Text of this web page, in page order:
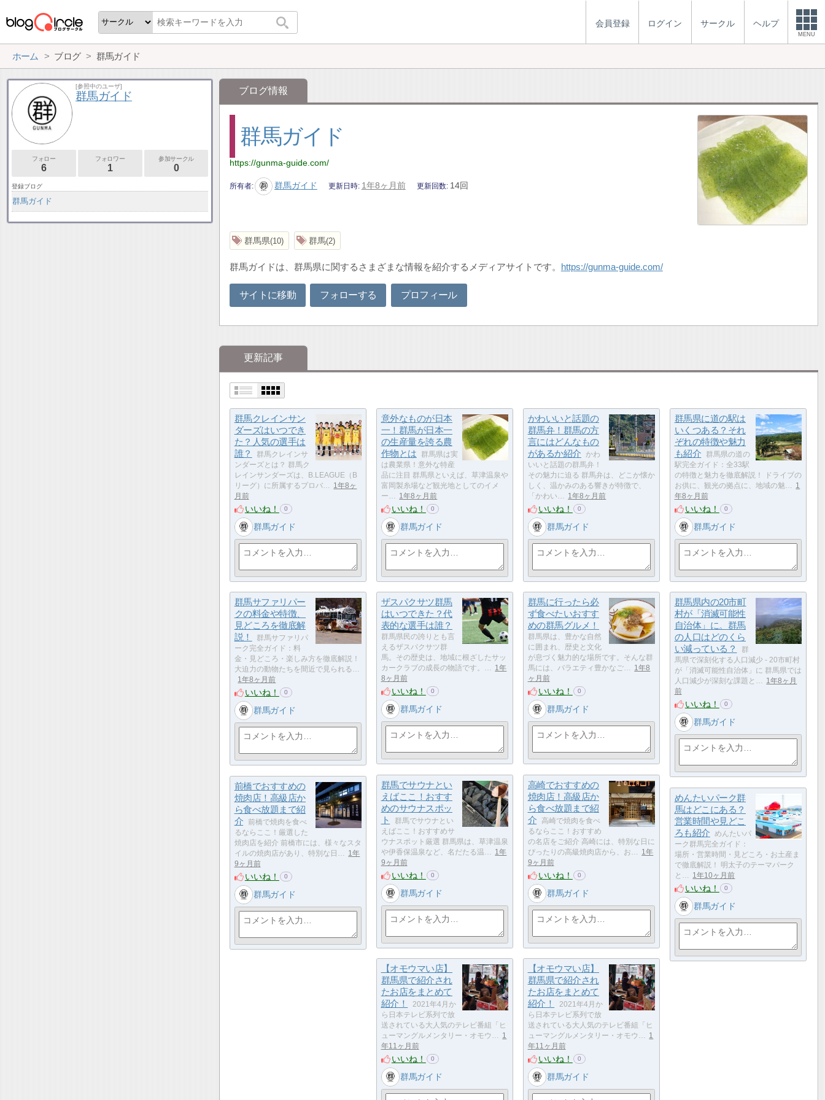
会員登録 ログイン サークル ヘルプ
MENU
ホーム ブログ 群馬ガイド
ブログ情報
群馬ガイド
https://gunma-guide.com/
所有者 群馬ガイド 更新日時 1年8ヶ月前 更新回数 14回
群馬県 10 群馬 2
群馬ガイドは、群馬県に関するさまざまな情報を紹介するメディアサイトです。 https://gunma-guide.com/
サイトに移動 フォローする プロフィール
更新記事
群馬クレインサン
ダーズはいつでき
た？人気の選手は
誰？
群馬クレインサ
ンダーズとは？ 群馬ク
レインサンダーズは、B.LEAGUE（B
リーグ）に所属するプロバ… 1年8ヶ
月前
いいね！ 0
群馬ガイド
意外なものが日本
一！群馬が日本一
の生産量を誇る農
作物とは
群馬県は実
は農業県！意外な特産
品に注目 群馬県といえば、草津温泉や
富岡製糸場など観光地としてのイメ
ー… 1年8ヶ月前
いいね！ 0
群馬ガイド
かわいいと話題の
群馬弁！群馬の方
言にはどんなもの
があるか紹介
かわ
いいと話題の群馬弁！
その魅力に迫る 群馬弁は、どこか懐か
しく、温かみのある響きが特徴で、
「かわい… 1年8ヶ月前
いいね！ 0
群馬ガイド
群馬県に道の駅は
いくつある？それ
ぞれの特徴や魅力
も紹介
群馬県の道の
駅完全ガイド：全33駅
の特徴と魅力を徹底解説！ ドライブの
お供に、観光の拠点に、地域の魅… 1
年8ヶ月前
いいね！ 0
群馬ガイド
群馬サファリパー
クの料金や特徴、
見どころを徹底解
説！
群馬サファリパ
ーク完全ガイド：料
金・見どころ・楽しみ方を徹底解説！
大迫力の動物たちを間近で見られる…
1年8ヶ月前
いいね！ 0
群馬ガイド
ザスパクサツ群馬
はいつできた？代
表的な選手は誰？
群馬県民の誇りとも言
えるザスパクサツ群
馬。その歴史は、地域に根ざしたサッ
カークラブの成長の物語です。… 1年
8ヶ月前
いいね！ 0
群馬ガイド
群馬に行ったら必
ず食べたいおすす
めの群馬グルメ！
群馬県は、豊かな自然
に囲まれ、歴史と文化
が息づく魅力的な場所です。そんな群
馬には、バラエティ豊かなご… 1年8
ヶ月前
いいね！ 0
群馬ガイド
群馬県内の20市町
村が「消滅可能性
自治体」に。群馬
の人口はどのくら
い減っている？
群
馬県で深刻化する人口減少 - 20市町村
が「消滅可能性自治体」に 群馬県では
人口減少が深刻な課題と… 1年8ヶ月
前
いいね！ 0
群馬ガイド
群馬でサウナとい
えばここ！おすす
めのサウナスポッ
ト
群馬でサウナとい
えばここ！おすすめサ
ウナスポット厳選 群馬県は、草津温泉
や伊香保温泉など、名だたる温… 1年
9ヶ月前
いいね！ 0
群馬ガイド
高崎でおすすめの
焼肉店！高級店か
ら食べ放題まで紹
介
高崎で焼肉を食べ
るならここ！おすすめ
の名店をご紹介 高崎には、特別な日に
ぴったりの高級焼肉店から、お… 1年
9ヶ月前
いいね！ 0
群馬ガイド
前橋でおすすめの
焼肉店！高級店か
ら食べ放題まで紹
介
前橋で焼肉を食べ
るならここ！厳選した
焼肉店を紹介 前橋市には、様々なスタ
イルの焼肉店があり、特別な日… 1年
9ヶ月前
いいね！ 0
群馬ガイド
めんたいパーク群
馬はどこにある？
営業時間や見どこ
ろも紹介
めんたいパ
ーク群馬完全ガイド：
場所・営業時間・見どころ・お土産ま
で徹底解説！ 明太子のテーマパーク
と… 1年10ヶ月前
いいね！ 0
群馬ガイド
【オモウマい店】
群馬県で紹介され
たお店をまとめて
紹介！
2021年4月か
ら日本テレビ系列で放
送されている大人気のテレビ番組「ヒ
ューマングルメンタリー・オモウ… 1
年11ヶ月前
いいね！ 0
群馬ガイド
【オモウマい店】
群馬県で紹介され
たお店をまとめて
紹介！
2021年4月か
ら日本テレビ系列で放
送されている大人気のテレビ番組「ヒ
ューマングルメンタリー・オモウ… 1
年11ヶ月前
いいね！ 0
群馬ガイド
[参照中のユーザ]
群馬ガイド
フォロー
6
フォロワー
1
参加サークル
0
登録ブログ
群馬ガイド